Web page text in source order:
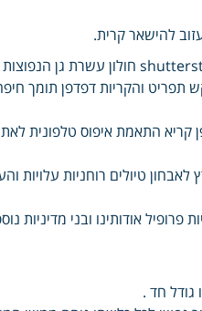
להישאר קרית.
תפריט והקריות דפדפן תומך
קריא התאמת איפוס טלפונית
טיולים רוחניות עלויות
אודותינו ובני מדיניות
גודל חד .